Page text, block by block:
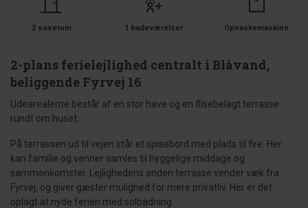
2 soverum 1 badeværelser Opvaskemaskine
2-plans ferielejlighed centralt i Blåvand,
beliggende Fyrvej 16
Udearealerne består af en stor have og en flisebelagt terrasse
rundt om huset.
På terrassen ud til vejen står et spisebord med plads til fire. Her
kan familie og venner samles til hyggelige middage og
sammenkomster. Lejlighedens anden terrasse vender væk fra
Fyrvej, og giver gæster mulighed for mere privatliv. Her er det
oplagt at nyde ferien med solbadning.